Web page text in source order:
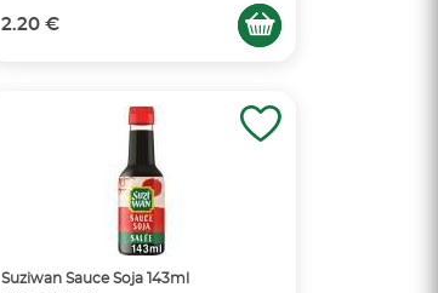
2.20 €
Suziwan Sauce Soja 143ml